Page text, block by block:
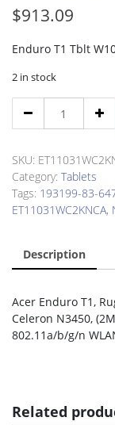
$913.09
Enduro T1 Tblt
2 in stock
NR.R0HAA.001
T1
Tblt
W10Pro
N3450
SKU:
Category: Tablets
Tags: 193199-83-
ET11031WC2KNCA,
Description
Acer Enduro T1,
Celeron N3450,
802.11a/b/g/n
Related